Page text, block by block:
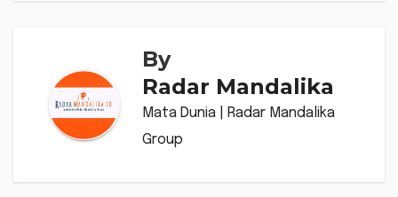
By
Radar Mandalika
Mata Dunia | Radar Mandalika
Group